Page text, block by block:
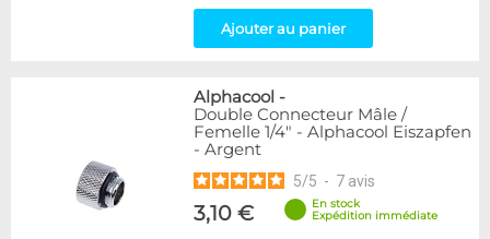
Ajouter au panier
Alphacool -
Double Connecteur Mâle /
Femelle 1/4" - Alphacool Eiszapfen
- Argent
5/5 - 7 avis
3,10 €
En stock
Expédition immédiate